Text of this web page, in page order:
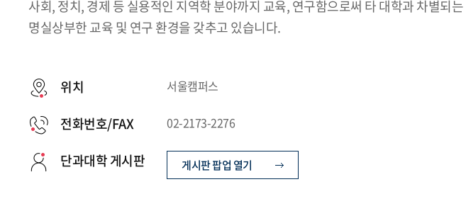
사회, 정치, 경제 등 실용적인 지역학 분야까지 교육, 연구함으로써 타 대학과 차별되는
명실상부한 교육 및 연구 환경을 갖추고 있습니다.
위치 서울캠퍼스
전화번호/FAX 02-2173-2276
단과대학 게시판 게시판 팝업 열기